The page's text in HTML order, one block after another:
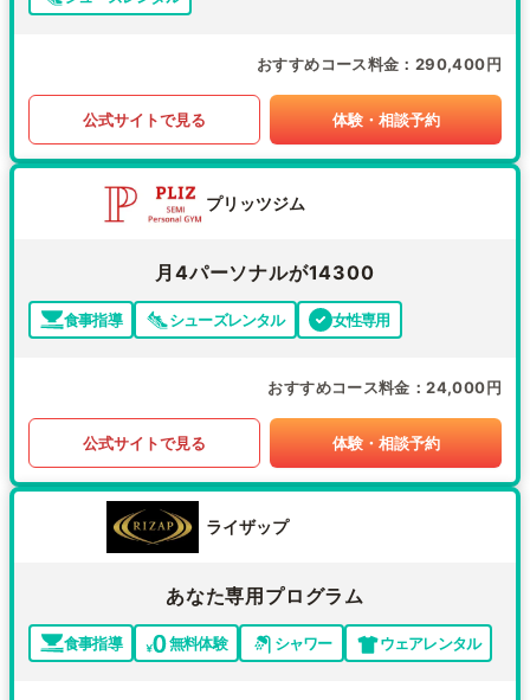
おすすめコース料金 290,400円
公式サイトで見る 体験・相談予約
プリッツジム
月4パーソナルが14300
食事指導 シューズレンタル 女性専用
おすすめコース料金 24,000円
公式サイトで見る 体験・相談予約
ライザップ
あなた専用プログラム
食事指導 無料体験 シャワー ウェアレンタル